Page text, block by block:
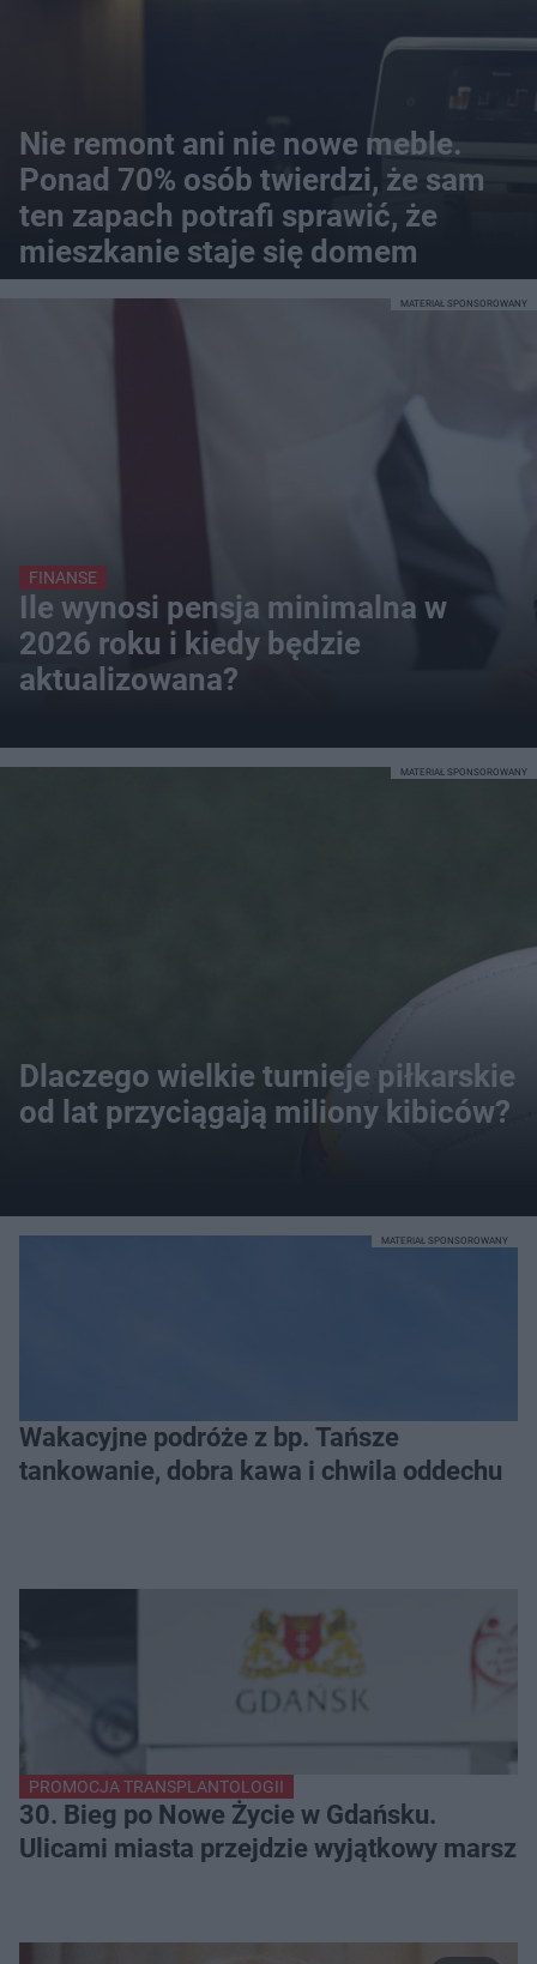
Nie remont ani nie nowe meble.
Ponad 70% osób twierdzi, że sam
ten zapach potrafi sprawić, że
mieszkanie staje się domem
FINANSE
Ile wynosi pensja minimalna w
2026 roku i kiedy będzie
aktualizowana?
MATERIAŁ SPONSOROWANY
Dlaczego wielkie turnieje piłkarskie
od lat przyciągają miliony kibiców?
MATERIAŁ SPONSOROWANY
Wakacyjne podróże z bp. Tańsze
tankowanie, dobra kawa i chwila oddechu
MATERIAŁ SPONSOROWANY
PROMOCJA TRANSPLANTOLOGII
30. Bieg po Nowe Życie w Gdańsku.
Ulicami miasta przejdzie wyjątkowy marsz